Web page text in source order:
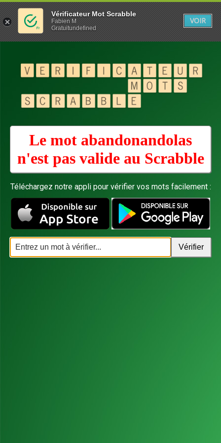
Le mot abandonandolas
n'est pas valide au Scrabble
Téléchargez notre appli pour vérifier vos mots facilement :
Vérificateur Mot Scrabble
Fabien M
Gratuitundefined
VOIR